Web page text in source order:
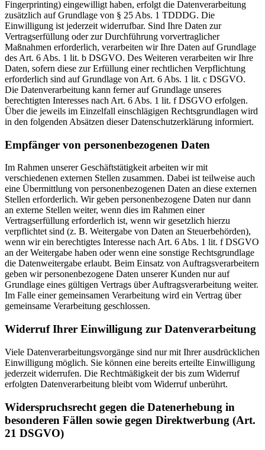
Fingerprinting) eingewilligt haben, erfolgt die Datenverarbeitung
zusätzlich auf Grundlage von § 25 Abs. 1 TDDDG. Die
Einwilligung ist jederzeit widerrufbar. Sind Ihre Daten zur
Vertragserfüllung oder zur Durchführung vorvertraglicher
Maßnahmen erforderlich, verarbeiten wir Ihre Daten auf Grundlage
des Art. 6 Abs. 1 lit. b DSGVO. Des Weiteren verarbeiten wir Ihre
Daten, sofern diese zur Erfüllung einer rechtlichen Verpflichtung
erforderlich sind auf Grundlage von Art. 6 Abs. 1 lit. c DSGVO.
Die Datenverarbeitung kann ferner auf Grundlage unseres
berechtigten Interesses nach Art. 6 Abs. 1 lit. f DSGVO erfolgen.
Über die jeweils im Einzelfall einschlägigen Rechtsgrundlagen wird
in den folgenden Absätzen dieser Datenschutzerklärung informiert.
Empfänger von personenbezogenen Daten
Im Rahmen unserer Geschäftstätigkeit arbeiten wir mit
verschiedenen externen Stellen zusammen. Dabei ist teilweise auch
eine Übermittlung von personenbezogenen Daten an diese externen
Stellen erforderlich. Wir geben personenbezogene Daten nur dann
an externe Stellen weiter, wenn dies im Rahmen einer
Vertragserfüllung erforderlich ist, wenn wir gesetzlich hierzu
verpflichtet sind (z. B. Weitergabe von Daten an Steuerbehörden),
wenn wir ein berechtigtes Interesse nach Art. 6 Abs. 1 lit. f DSGVO
an der Weitergabe haben oder wenn eine sonstige Rechtsgrundlage
die Datenweitergabe erlaubt. Beim Einsatz von Auftragsverarbeitern
geben wir personenbezogene Daten unserer Kunden nur auf
Grundlage eines gültigen Vertrags über Auftragsverarbeitung weiter.
Im Falle einer gemeinsamen Verarbeitung wird ein Vertrag über
gemeinsame Verarbeitung geschlossen.
Widerruf Ihrer Einwilligung zur Datenverarbeitung
Viele Datenverarbeitungsvorgänge sind nur mit Ihrer ausdrücklichen
Einwilligung möglich. Sie können eine bereits erteilte Einwilligung
jederzeit widerrufen. Die Rechtmäßigkeit der bis zum Widerruf
erfolgten Datenverarbeitung bleibt vom Widerruf unberührt.
Widerspruchsrecht gegen die Datenerhebung in
besonderen Fällen sowie gegen Direktwerbung (Art.
21 DSGVO)